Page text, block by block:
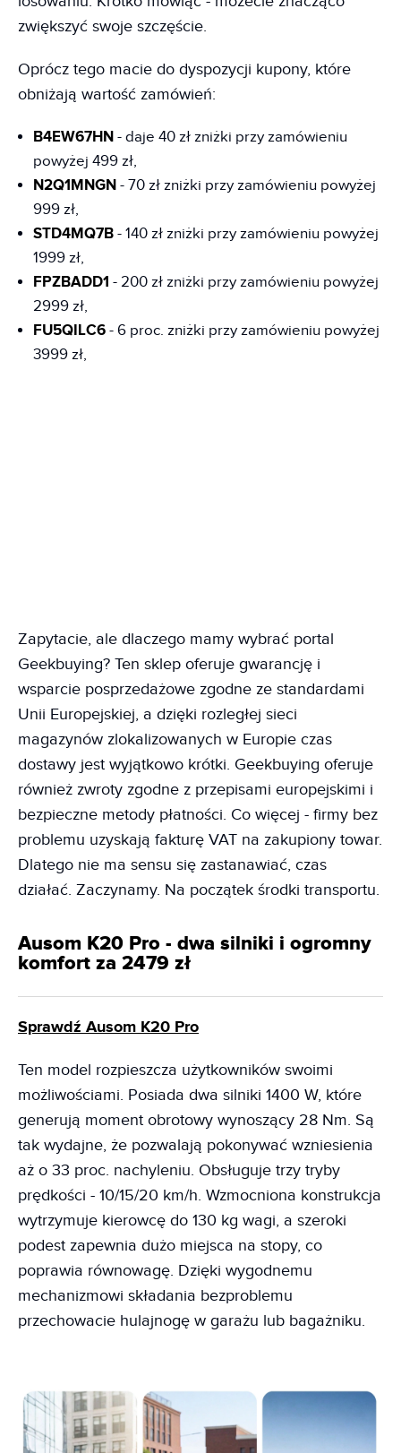
zwiększyć swoje szczęście.
Oprócz tego macie do dyspozycji kupony, które
obniżają wartość zamówień:
B4EW67HN - daje 40 zł zniżki przy zamówieniu
powyżej 499 zł,
N2Q1MNGN - 70 zł zniżki przy zamówieniu powyżej
999 zł,
STD4MQ7B - 140 zł zniżki przy zamówieniu powyżej
1999 zł,
FPZBADD1 - 200 zł zniżki przy zamówieniu powyżej
2999 zł,
FU5QILC6 - 6 proc. zniżki przy zamówieniu powyżej
3999 zł,
Zapytacie, ale dlaczego mamy wybrać portal
Geekbuying? Ten sklep oferuje gwarancję i
wsparcie posprzedażowe zgodne ze standardami
Unii Europejskiej, a dzięki rozległej sieci
magazynów zlokalizowanych w Europie czas
dostawy jest wyjątkowo krótki. Geekbuying oferuje
również zwroty zgodne z przepisami europejskimi i
bezpieczne metody płatności. Co więcej - firmy bez
problemu uzyskają fakturę VAT na zakupiony towar.
Dlatego nie ma sensu się zastanawiać, czas
działać. Zaczynamy. Na początek środki transportu.
Ausom K20 Pro - dwa silniki i ogromny
komfort za 2479 zł
Sprawdź Ausom K20 Pro
Ten model rozpieszcza użytkowników swoimi
możliwościami. Posiada dwa silniki 1400 W, które
generują moment obrotowy wynoszący 28 Nm. Są
tak wydajne, że pozwalają pokonywać wzniesienia
aż o 33 proc. nachyleniu. Obsługuje trzy tryby
prędkości - 10/15/20 km/h. Wzmocniona konstrukcja
wytrzymuje kierowcę do 130 kg wagi, a szeroki
podest zapewnia dużo miejsca na stopy, co
poprawia równowagę. Dzięki wygodnemu
mechanizmowi składania bezproblemu
przechowacie hulajnogę w garażu lub bagażniku.